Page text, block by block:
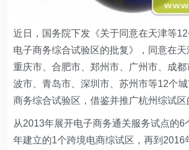
近日，国务院下发《关于同意在天津等
电子商务综合试验区的批复》，同意在天
重庆市、合肥市、郑州市、广州市、成
波市、青岛市、深圳市、苏州市等12个
商务综合试验区，借鉴并推广杭州综试区
从2013年展开电子商务通关服务试点的6
年建立的1个跨境电商综试区，再到2016